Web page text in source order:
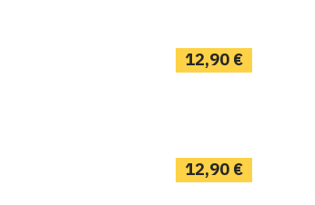
12,90€
12,90€